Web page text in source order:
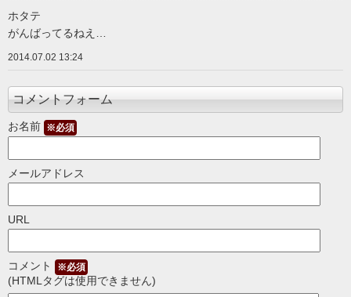
ホタテ
がんばってるねえ…
2014.07.02 13:24
コメントフォーム
お名前 ※必須
メールアドレス
URL
コメント ※必須
(HTMLタグは使用できません)